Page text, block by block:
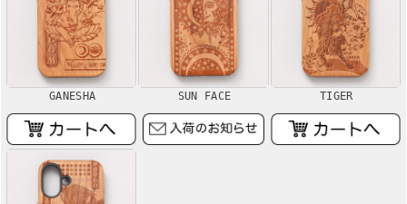
GANESHA SUN FACE TIGER